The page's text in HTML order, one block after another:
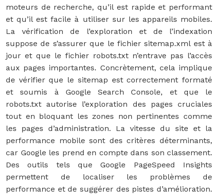
moteurs de recherche, qu’il est rapide et performant
et qu’il est facile à utiliser sur les appareils mobiles.
La vérification de l’exploration et de l’indexation
suppose de s’assurer que le fichier sitemap.xml est à
jour et que le fichier robots.txt n’entrave pas l’accès
aux pages importantes. Concrètement, cela implique
de vérifier que le sitemap est correctement formaté
et soumis à Google Search Console, et que le
robots.txt autorise l’exploration des pages cruciales
tout en bloquant les zones non pertinentes comme
les pages d’administration. La vitesse du site et la
performance mobile sont des critères déterminants,
car Google les prend en compte dans son classement.
Des outils tels que Google PageSpeed Insights
permettent de localiser les problèmes de
performance et de suggérer des pistes d’amélioration.